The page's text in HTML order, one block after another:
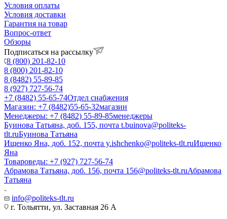
Условия оплаты
Условия доставки
Гарантия на товар
Вопрос-ответ
Обзоры
Подписаться на рассылку
8 (800) 201-82-10
8 (800) 201-82-10
8 (8482) 55-89-85
8 (927) 727-56-74
+7 (8482) 55-65-74Отдел снабжения
Магазин: +7 (8482)55-65-32магазин
Менеджеры: +7 (8482) 55-89-85менеджеры
Буинова Татьяна, доб. 155, почта t.buinova@politeks-
tlt.ruБуинова Татьяна
Ищенко Яна, доб. 152, почта y.ishchenko@politeks-tlt.ruИщенко
Яна
Товароведы: +7 (927) 727-56-74
Абрамова Татьяна, доб. 156, почта 156@politeks-tlt.ruАбрамова
Татьяна
info@politeks-tlt.ru
г. Тольятти, ул. Заставная 26 А